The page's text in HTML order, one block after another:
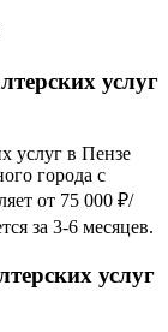
услуг
услуг в Пензе
города с
от 75 000 ₽/
за 3-6 месяцев.
услуг